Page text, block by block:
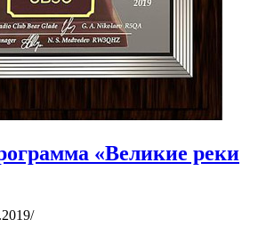
«Великие реки